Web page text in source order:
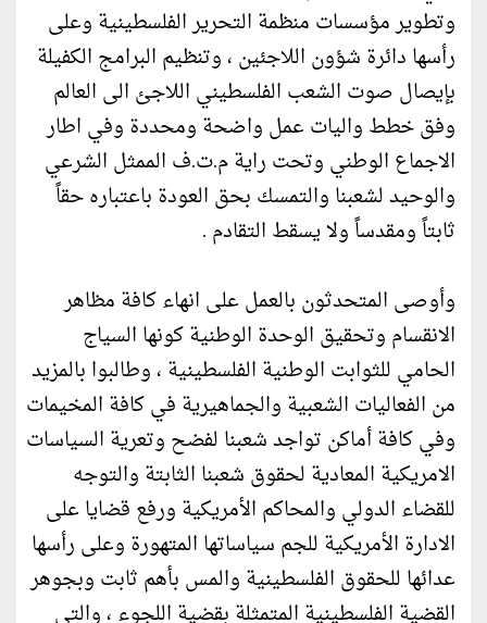
وتطوير مؤسسات منظمة التحرير الفلسطينية وعلى
رأسها دائرة شؤون اللاجئين ، وتنظيم البرامج الكفيلة
بإيصال صوت الشعب الفلسطيني اللاجئ الى العالم
وفق خطط واليات عمل واضحة ومحددة وفي اطار
الاجماع الوطني وتحت راية م.ت.ف الممثل الشرعي
والوحيد لشعبنا والتمسك بحق العودة باعتباره حقاً
ثابتاً ومقدساً ولا يسقط التقادم .
وأوصى المتحدثون بالعمل على انهاء كافة مظاهر
الانقسام وتحقيق الوحدة الوطنية كونها السياج
الحامي للثوابت الوطنية الفلسطينية ، وطالبوا بالمزيد
من الفعاليات الشعبية والجماهيرية في كافة المخيمات
وفي كافة أماكن تواجد شعبنا لفضح وتعرية السياسات
الامريكية المعادية لحقوق شعبنا الثابتة والتوجه
للقضاء الدولي والمحاكم الأمريكية ورفع قضايا على
الادارة الأمريكية للجم سياساتها المتهورة وعلى رأسها
عدائها للحقوق الفلسطينية والمس بأهم ثابت وبجوهر
القضية الفلسطينية المتمثلة بقضية اللجوء ، والتي